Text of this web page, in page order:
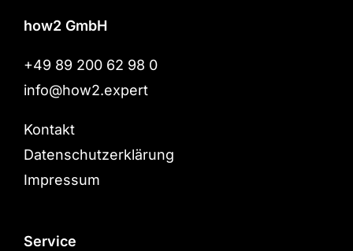
how2 GmbH
+49 89 200 62 98 0
info@how2.expert
Kontakt
Datenschutzerklärung
Impressum
Service